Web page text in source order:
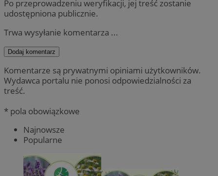
Po przeprowadzeniu weryfikacji, jej treść zostanie
udostępniona publicznie.
Trwa wysyłanie komentarza ...
Dodaj komentarz
Komentarze są prywatnymi opiniami użytkowników.
Wydawca portalu nie ponosi odpowiedzialności za
treść.
* pola obowiązkowe
Najnowsze
Popularne